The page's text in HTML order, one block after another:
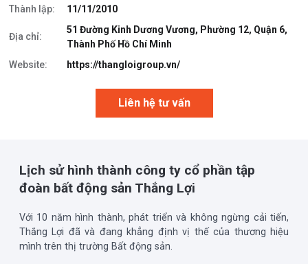
Thành lập: 11/11/2010
Địa chỉ:
51 Đường Kinh Dương Vương, Phường 12, Quận 6,
Thành Phố Hồ Chí Minh
Website:
https://thangloigroup.vn/
Liên hệ tư vấn
Lịch sử hình thành công ty cổ phần tập
đoàn bất động sản Thắng Lợi
Với 10 năm hình thành, phát triển và không ngừng cải tiến,
Thắng Lợi đã và đang khẳng định vị thế của thương hiệu
mình trên thị trường Bất động sản.